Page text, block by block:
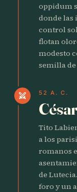
oppidum
donde las
control
flotan
modesto
semilla
swords 52 A. C.
Tito
a los
romanos
de
foro y un